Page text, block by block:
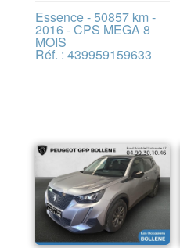
Essence - 50857 km -
2016 - CPS MEGA 8
MOIS
Réf. : 439959159633